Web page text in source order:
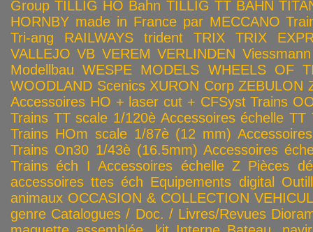
Group TILLIG HO Bahn TILLIG TT BAHN
HORNBY made in France par MECCANO
Tri-ang RAILWAYS
trident TRIX
TRIX
VALLEJO VB VEREM VERLINDEN Viessmann
Modellbau WESPE MODELS WHEELS OF
WOODLAND Scenics XURON Corp ZEBULON
Accessoires HO + laser cut + CFSyst Trains
Trains TT scale 1/120è Accessoires échelle TT
Trains HOm scale 1/87è (12 mm)
Trains On30 1/43è (16.5mm) Accessoires
Trains éch I Accessoires échelle Z Pièces
accessoires ttes éch Equipements digital
animaux OCCASION & COLLECTION
genre Catalogues / Doc. / Livres/Revues